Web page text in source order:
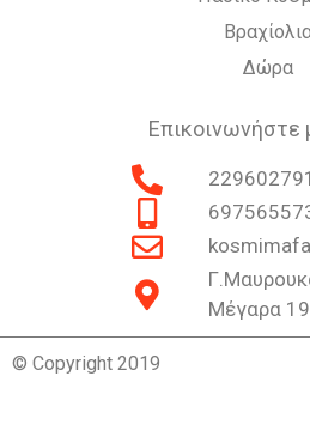
Δώρα
Επικοινωνήστε
Μέγαρα
© Copyright 2019